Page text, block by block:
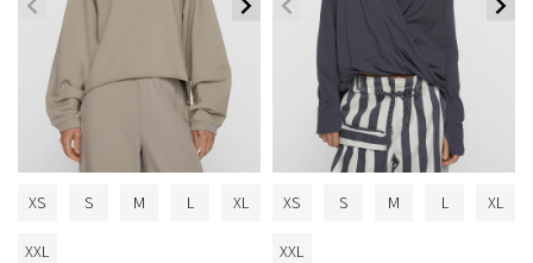
XS S M L XL
XXL
XS S M L XL
XXL